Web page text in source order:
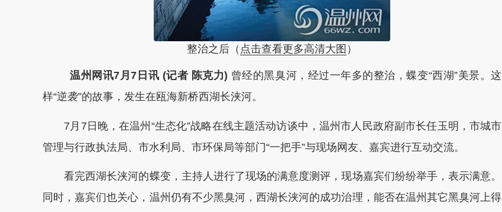
整治之后（ 点击查看更多高清大图 ）
温州网讯7月7日讯 (记者 陈克力) 曾经的黑臭河，经过一年多的整治，蝶变“西湖”美景。这
样“逆袭”的故事，发生在瓯海新桥西湖长浃河。
7月7日晚，在温州“生态化”战略在线主题活动访谈中，温州市人民政府副市长任玉明，市城市
管理与行政执法局、市水利局、市环保局等部门“一把手”与现场网友、嘉宾进行互动交流。
看完西湖长浃河的蝶变，主持人进行了现场的满意度测评，现场嘉宾们纷纷举手，表示满意。
同时，嘉宾们也关心，温州仍有不少黑臭河，西湖长浃河的成功治理，能否在温州其它黑臭河上得